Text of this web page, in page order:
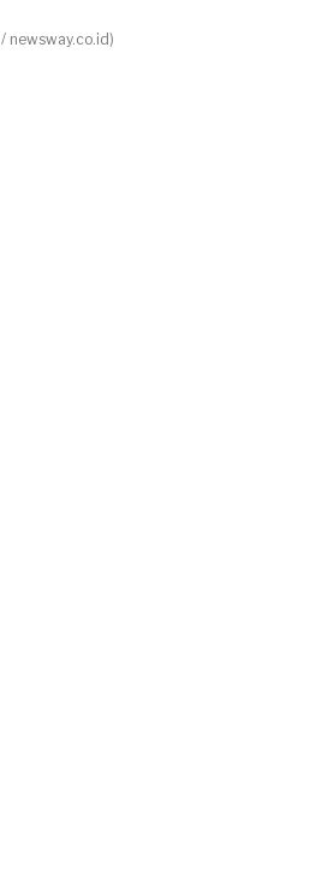
newsway.co.id)